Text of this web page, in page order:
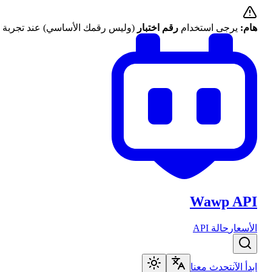
هام: يرجى استخدام رقم اختبار (وليس رقمك الأساسي) عند تجربة
Wawp API
الأسعار حالة API
ابدأ الآنتحدث معنا